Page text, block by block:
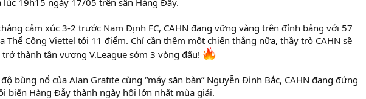
lúc 19h15 ngày 17/05 trên sân Hàng Đẫy.
cảm xúc 3-2 trước Nam Định FC, CAHN đang vững vàng trên đỉnh bảng với 57
Thể Công Viettel tới 11 điểm. Chỉ cần thêm một chiến thắng nữa, thầy trò CAHN sẽ
thành tân vương V.League sớm 3 vòng đấu!
bùng nổ của Alan Grafite cùng “máy săn bàn” Nguyễn Đình Bắc, CAHN đang đứng
biến Hàng Đẫy thành ngày hội lớn nhất mùa giải.